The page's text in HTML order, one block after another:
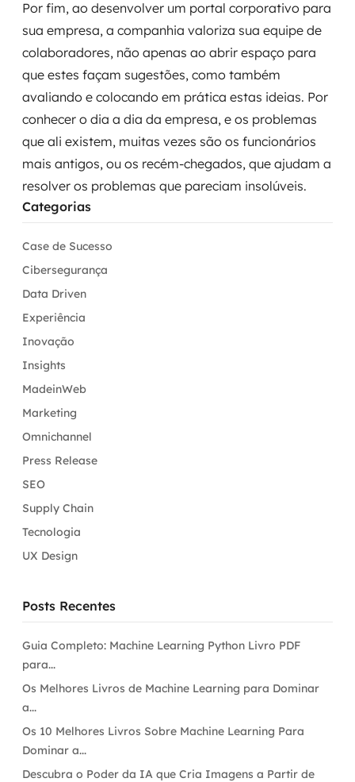
Por fim, ao desenvolver um portal corporativo para
sua empresa, a companhia valoriza sua equipe de
colaboradores, não apenas ao abrir espaço para
que estes façam sugestões, como também
avaliando e colocando em prática estas ideias. Por
conhecer o dia a dia da empresa, e os problemas
que ali existem, muitas vezes são os funcionários
mais antigos, ou os recém-chegados, que ajudam a
resolver os problemas que pareciam insolúveis.
Categorias
Case de Sucesso
Cibersegurança
Data Driven
Experiência
Inovação
Insights
MadeinWeb
Marketing
Omnichannel
Press Release
SEO
Supply Chain
Tecnologia
UX Design
Posts Recentes
Guia Completo: Machine Learning Python Livro PDF
para...
Os Melhores Livros de Machine Learning para Dominar
a...
Os 10 Melhores Livros Sobre Machine Learning Para
Dominar a...
Descubra o Poder da IA que Cria Imagens a Partir de